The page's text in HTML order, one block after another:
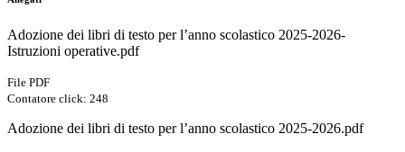
Adozione dei libri di testo per l’anno scolastico 2025-2026-
Istruzioni operative.pdf
File PDF
Contatore click: 248
Adozione dei libri di testo per l’anno scolastico 2025-2026.pdf